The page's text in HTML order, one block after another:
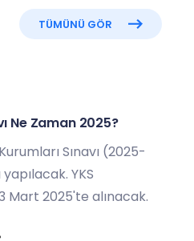
TÜMÜNÜ GÖR
Ne Zaman 2025?
Sınavı (2025-
YKS
Mart 2025'te alınacak.